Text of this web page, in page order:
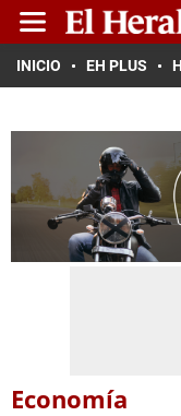
INICIO EH PLUS
Economía